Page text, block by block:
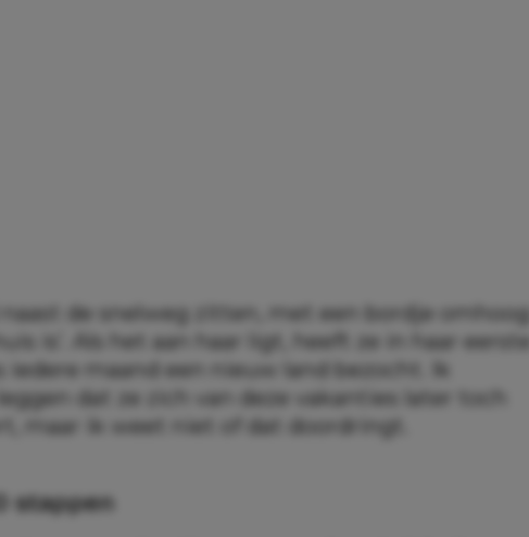
naast de snelweg zitten, met een bordje omhoog:
is’. Als het aan haar ligt, heeft ze in haar eerste
iedere maand een nieuw land bezocht. Ik
dat ze zich van deze vakanties later toch
maar ik weet niet of dat doordringt.
stappen